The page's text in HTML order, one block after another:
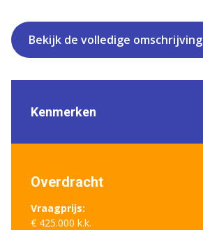
Bekijk de volledige omschrijving
Kenmerken
Overdracht
Vraagprijs:
€ 425.000 k.k.